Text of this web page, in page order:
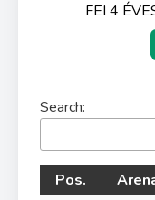
FEI 4
Search:
Pos.